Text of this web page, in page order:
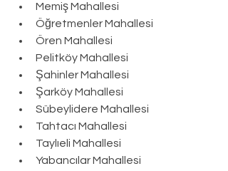
Memiş Mahallesi
Öğretmenler Mahallesi
Ören Mahallesi
Pelitköy Mahallesi
Şahinler Mahallesi
Şarköy Mahallesi
Sübeylidere Mahallesi
Tahtacı Mahallesi
Taylıeli Mahallesi
Yabancılar Mahallesi